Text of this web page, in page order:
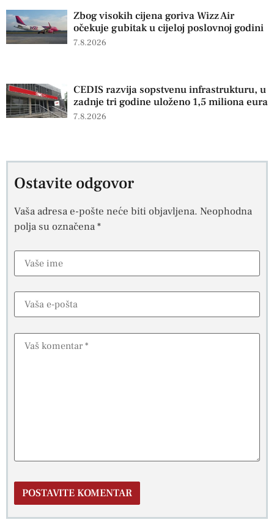
Zbog visokih cijena goriva Wizz Air
očekuje gubitak u cijeloj poslovnoj godini
7.8.2026
CEDIS razvija sopstvenu infrastrukturu, u
zadnje tri godine uloženo 1,5 miliona eura
7.8.2026
Ostavite odgovor
Vaša adresa e-pošte neće biti objavljena. Neophodna
polja su označena*